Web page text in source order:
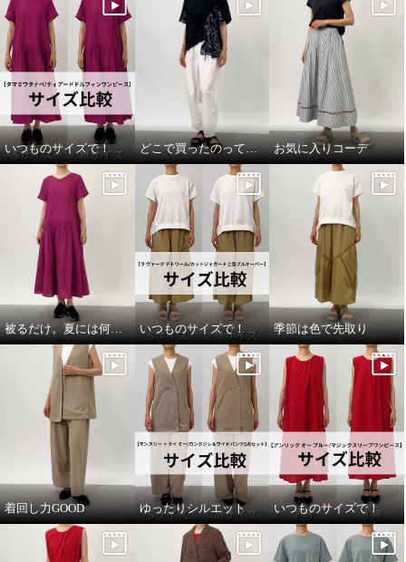
いつものサイズで！ どこで買ったのって聞いてほしい お気に入りコーデ
被るだけ。夏には何より！ いつものサイズで！ 季節は色で先取り
着回し力GOOD ゆったりシルエット いつものサイズで！